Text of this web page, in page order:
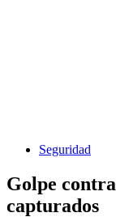
Seguridad
Golpe
capturados